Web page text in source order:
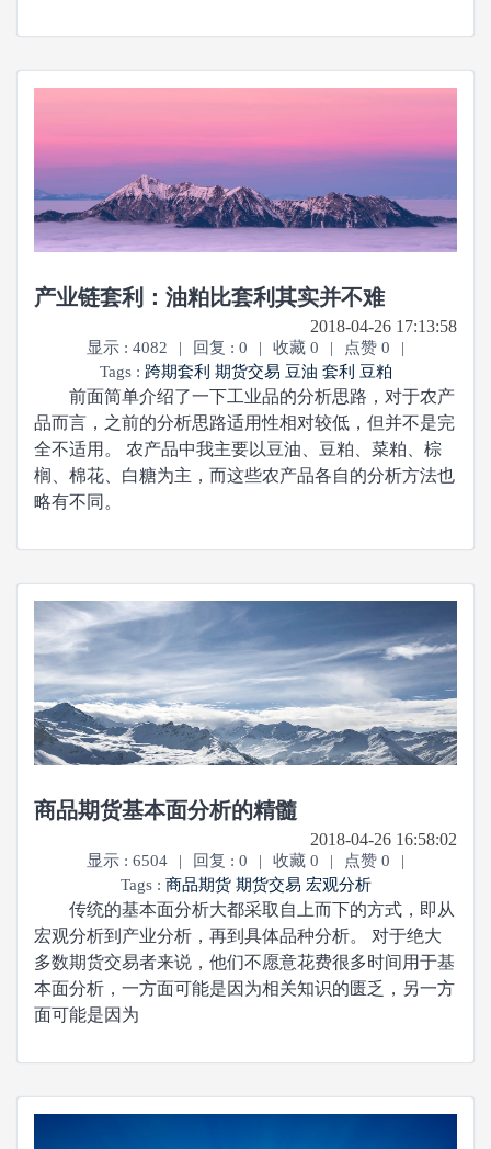
产业链套利：油粕比套利其实并不难
2018-04-26 17:13:58
显示 : 4082 | 回复 : 0 | 收藏 0 | 点赞 0
|
Tags : 跨期套利 期货交易 豆油 套利 豆粕
前面简单介绍了一下工业品的分析思路，对于农产
品而言，之前的分析思路适用性相对较低，但并不是完
全不适用。 农产品中我主要以豆油、豆粕、菜粕、棕
榈、棉花、白糖为主，而这些农产品各自的分析方法也
略有不同。
商品期货基本面分析的精髓
2018-04-26 16:58:02
显示 : 6504 | 回复 : 0 | 收藏 0 | 点赞 0
|
Tags : 商品期货 期货交易 宏观分析
传统的基本面分析大都采取自上而下的方式，即从
宏观分析到产业分析，再到具体品种分析。 对于绝大
多数期货交易者来说，他们不愿意花费很多时间用于基
本面分析，一方面可能是因为相关知识的匮乏，另一方
面可能是因为